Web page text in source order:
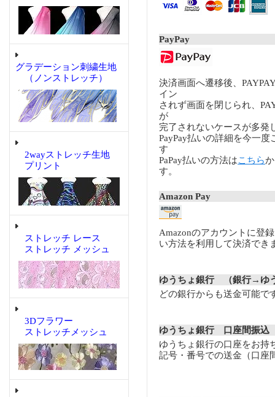
グラデーション刺繍生地
（ノンストレッチ）
2wayストレッチ生地
プリント
ストレッチ レース
ストレッチ メッシュ
3Dフラワー
ストレッチメッシュ
PayPay
決済画面へ遷移後、
イン
されず画面を閉じられ、
が
完了されないケースが多発
PayPay払いの詳細を今一度
す
PaPay払いの方法はこちら
す。
Amazon Pay
Amazonのアカウントに登
い方法を利用して決済でき
ゆうちょ銀行 （銀行→ゆ
どの銀行からも送金可能で
ゆうちょ銀行 口座間振込
ゆうちょ銀行の口座をお持
記号・番号での送金（口座